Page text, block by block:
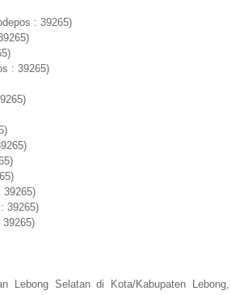
: 39265)
: 39265)
39265)
39265)
39265)
Lebong Selatan di Kota/Kabupaten Lebong,